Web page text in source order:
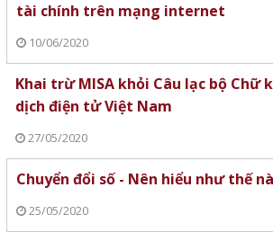
tài chính trên mạng internet
10/06/2020
Khai trừ MISA khỏi Câu lạc bộ Chữ
dịch điện tử Việt Nam
27/05/2020
Chuyển đổi số - Nên hiểu như thế
25/05/2020